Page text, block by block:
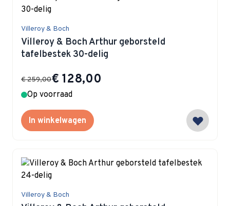
Villeroy & Boch
Villeroy & Boch Arthur geborsteld
tafelbestek 30-delig
Special Price
€ 128,00
€ 259,00
Op voorraad
In winkelwagen
Villeroy & Boch